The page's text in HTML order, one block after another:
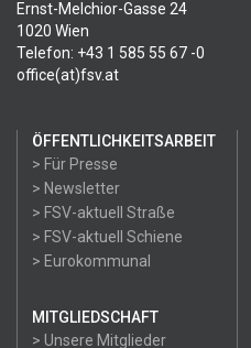
Ernst-Melchior-Gasse 24
1020 Wien
Telefon: +43 1 585 55 67 -0
office(at)fsv.at
ÖFFENTLICHKEITSARBEIT
> Für Presse
> Newsletter
> FSV-aktuell Straße
> FSV-aktuell Schiene
> Eurokommunal
MITGLIEDSCHAFT
> Unsere Mitglieder